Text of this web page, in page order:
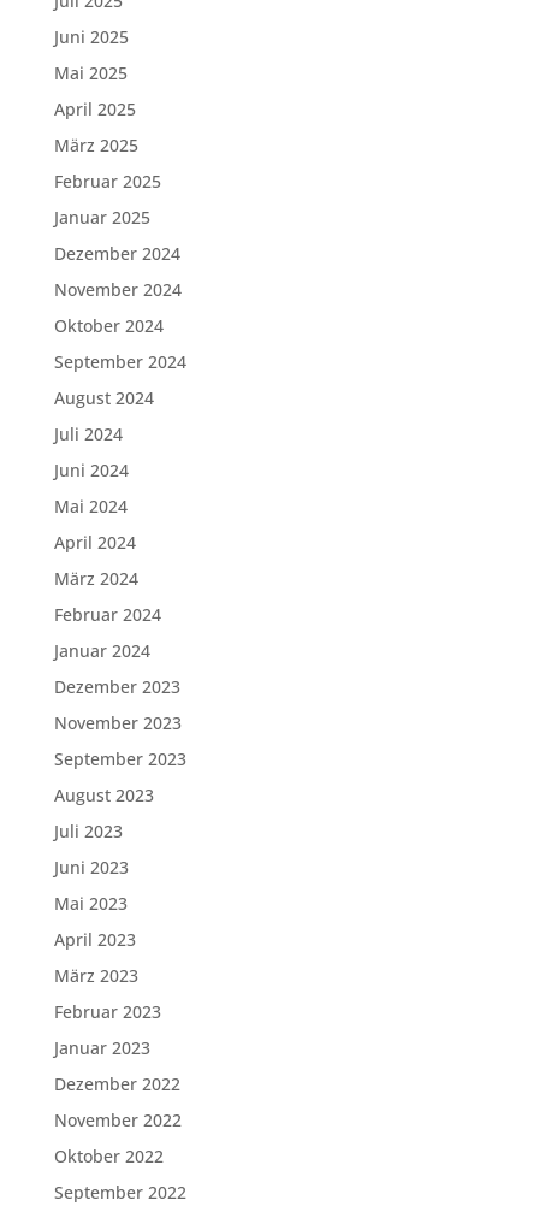
Juni 2025
Mai 2025
April 2025
März 2025
Februar 2025
Januar 2025
Dezember 2024
November 2024
Oktober 2024
September 2024
August 2024
Juli 2024
Juni 2024
Mai 2024
April 2024
März 2024
Februar 2024
Januar 2024
Dezember 2023
November 2023
September 2023
August 2023
Juli 2023
Juni 2023
Mai 2023
April 2023
März 2023
Februar 2023
Januar 2023
Dezember 2022
November 2022
Oktober 2022
September 2022